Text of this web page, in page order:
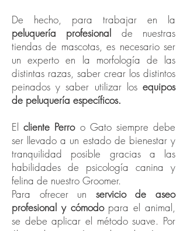
De hecho, para trabajar en la
peluquería profesional de nuestras
tiendas de mascotas, es necesario ser
un experto en la morfología de las
distintas razas, saber crear los distintos
peinados y saber utilizar los equipos
de peluquería específicos.
Elcliente Perroo Gato siempre debe
ser llevado a un estado de bienestar y
tranquilidad posible gracias a las
habilidades de psicología canina y
felina de nuestro Groomer.
Para ofrecer un servicio de aseo
profesional y cómodopara el animal,
se debe aplicar el método suave. Por